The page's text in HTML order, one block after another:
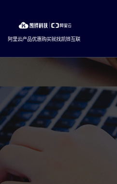
content
阿里云产品优惠购买就找凯铧互联